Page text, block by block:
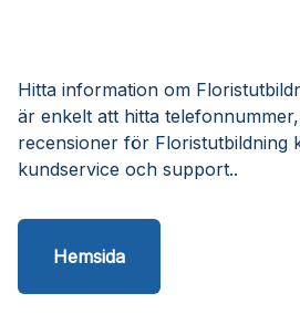
Hitta information om
är enkelt att hitta
recensioner för Floristutbildning
kundservice och support..
Hemsida